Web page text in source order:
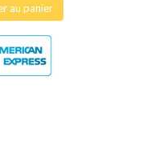
au panier